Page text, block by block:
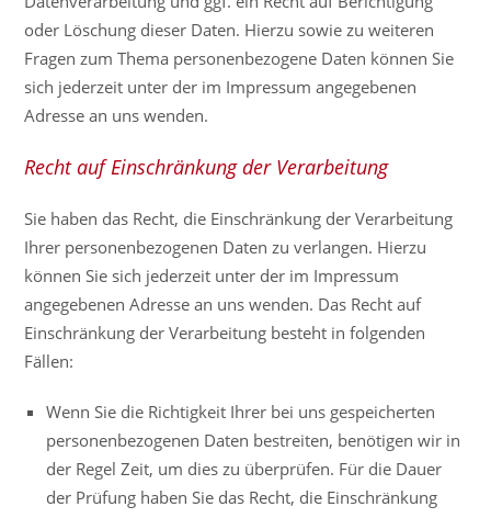
oder Löschung dieser Daten. Hierzu sowie zu weiteren
Fragen zum Thema personenbezogene Daten können Sie
sich jederzeit unter der im Impressum angegebenen
Adresse an uns wenden.
Recht auf Einschränkung der Verarbeitung
Sie haben das Recht, die Einschränkung der Verarbeitung
Ihrer personenbezogenen Daten zu verlangen. Hierzu
können Sie sich jederzeit unter der im Impressum
angegebenen Adresse an uns wenden. Das Recht auf
Einschränkung der Verarbeitung besteht in folgenden
Fällen:
Wenn Sie die Richtigkeit Ihrer bei uns gespeicherten
personenbezogenen Daten bestreiten, benötigen wir in
der Regel Zeit, um dies zu überprüfen. Für die Dauer
der Prüfung haben Sie das Recht, die Einschränkung